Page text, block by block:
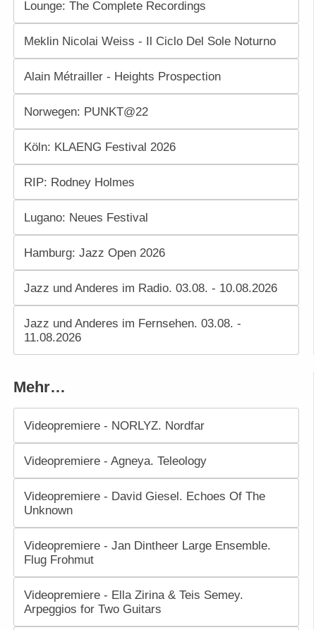
Lounge: The Complete Recordings
Meklin Nicolai Weiss - Il Ciclo Del Sole Noturno
Alain Métrailler - Heights Prospection
Norwegen: PUNKT@22
Köln: KLAENG Festival 2026
RIP: Rodney Holmes
Lugano: Neues Festival
Hamburg: Jazz Open 2026
Jazz und Anderes im Radio. 03.08. - 10.08.2026
Jazz und Anderes im Fernsehen. 03.08. -
11.08.2026
Mehr…
Videopremiere - NORLYZ. Nordfar
Videopremiere - Agneya. Teleology
Videopremiere - David Giesel. Echoes Of The
Unknown
Videopremiere - Jan Dintheer Large Ensemble.
Flug Frohmut
Videopremiere - Ella Zirina & Teis Semey.
Arpeggios for Two Guitars